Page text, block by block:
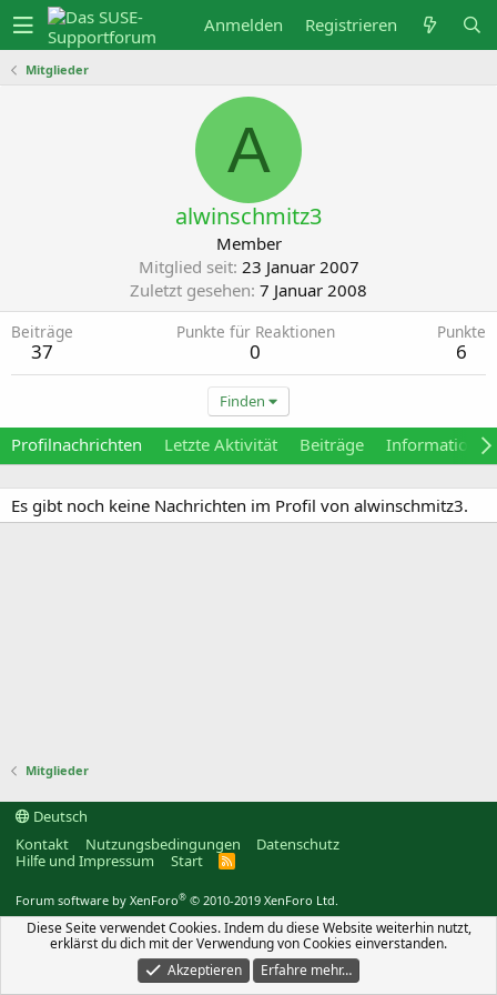
Anmelden Registrieren
Mitglieder
A
alwinschmitz3
Member
Mitglied seit 23 Januar 2007
Zuletzt gesehen 7 Januar 2008
Beiträge
37
Punkte für Reaktionen
0
Punkte
6
Finden
Profilnachrichten Letzte Aktivität Beiträge Informationen
Es gibt noch keine Nachrichten im Profil von alwinschmitz3.
Mitglieder
Deutsch
Kontakt
Nutzungsbedingungen
Datenschutz
Hilfe und Impressum
Start
R
Forum software by XenForo® © 2010-2019 XenForo Ltd.
Diese Seite verwendet Cookies. Indem du diese Website weiterhin nutzt,
erklärst du dich mit der Verwendung von Cookies einverstanden.
Akzeptieren
Erfahre mehr…